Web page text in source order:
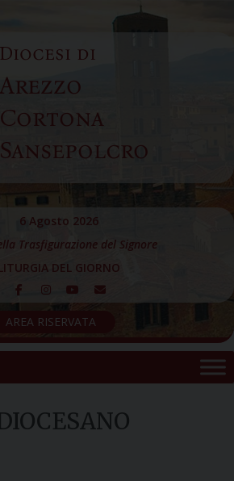
Diocesi di
Arezzo
Cortona
Sansepolcro
6 Agosto 2026
Trasfigurazione del Signore
DEL GIORNO
AREA RISERVATA